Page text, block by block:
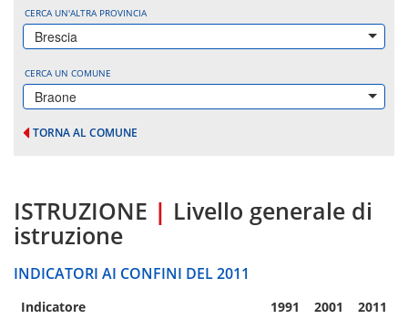
CERCA UN'ALTRA PROVINCIA
Brescia
CERCA UN COMUNE
Braone
TORNA AL COMUNE
ISTRUZIONE | Livello generale di
istruzione
INDICATORI AI CONFINI DEL 2011
Indicatore 1991 2001 2011